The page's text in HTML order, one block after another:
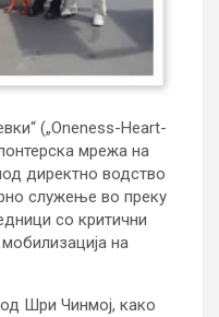
(„Oneness-Heart-
мрежа на
директно водство
служење во преку
со критични
на
Шри Чинмој, како